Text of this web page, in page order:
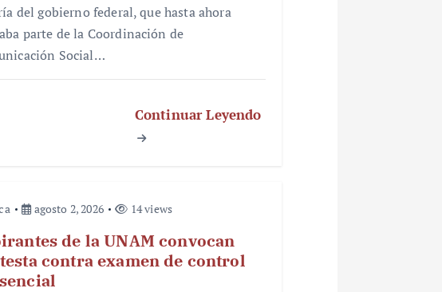
del gobierno federal, que hasta ahora
parte de la Coordinación de
Social…
Continuar Leyendo
agosto 2, 2026 14 views
de la UNAM convocan
contra examen de control